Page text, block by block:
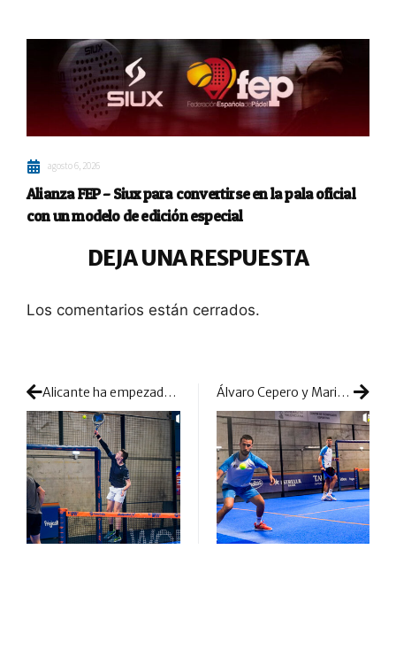
agosto 6, 2026
Alianza FEP – Siux para convertirse en la pala oficial
con un modelo de edición especial
DEJA UNA RESPUESTA
Los comentarios están cerrados.
Alicante ha empezado a cocinar su desdibujado cuadro final: mucha pelea desde las previas para paliar la ausencia de los nombres principales Álvaro Cepero y Mario Huete vuelven a encontrar premio sobre la bocina para cerrar las previas